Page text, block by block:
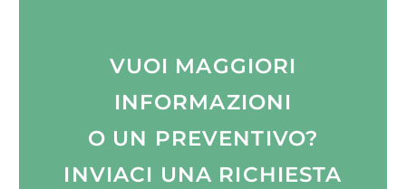
VUOI MAGGIORI
INFORMAZIONI
O UN PREVENTIVO?
INVIACI UNA RICHIESTA